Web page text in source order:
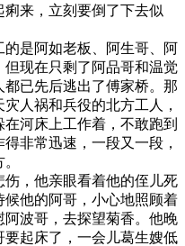
来，立刻要倒了下去似
是阿如老板、阿生哥、阿
现在只剩了阿品哥和温觉
已先后逃出了傅家桥。那
人祸和兵役的北方工人，
河床上工作着，不敢跑到
非常迅速，一段又一段，
，他亲眼看着他的侄儿死
他的阿哥，小心地照顾着
波哥，去探望菊香。他晚
要起床了，一会儿葛生嫂低